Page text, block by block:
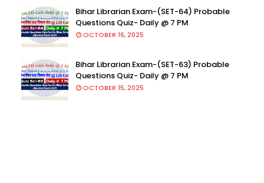
Bihar Librarian Exam-(SET-64) Probable
Questions Quiz- Daily @ 7 PM
OCTOBER 16, 2025
Bihar Librarian Exam-(SET-63) Probable
Questions Quiz- Daily @ 7 PM
OCTOBER 15, 2025